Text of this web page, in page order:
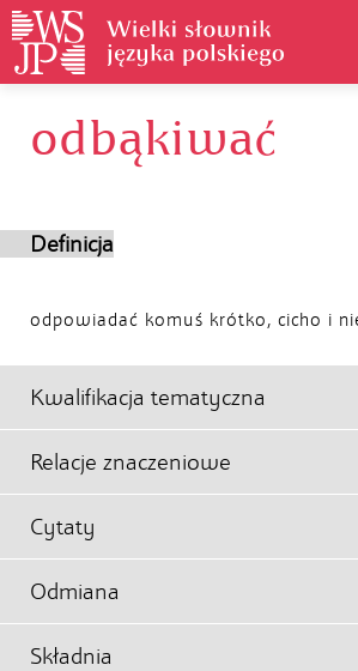
Historia słownika
odbąkiwać
Definicja
odpowiadać komuś krótko, cicho i
Kwalifikacja tematyczna
Relacje znaczeniowe
Cytaty
Odmiana
Składnia